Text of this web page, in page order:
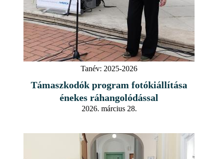
Tanév: 2025-2026
Támaszkodók program fotókiállítása
énekes ráhangolódással
2026. március 28.